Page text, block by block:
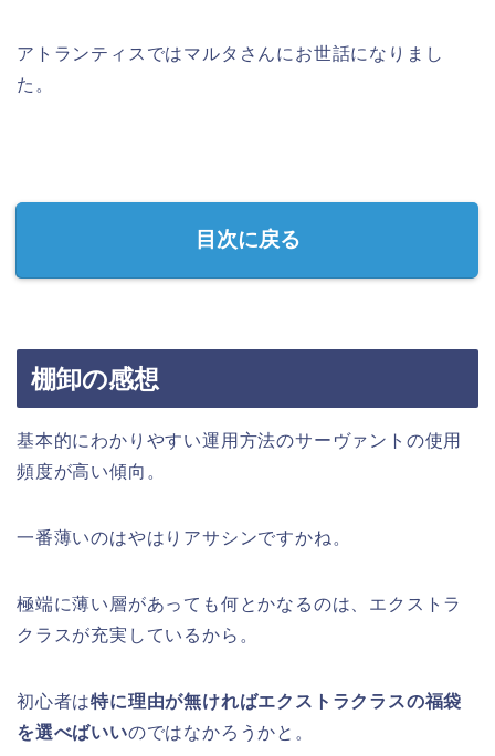
アトランティスではマルタさんにお世話になりまし
た。
目次に戻る
棚卸の感想
基本的にわかりやすい運用方法のサーヴァントの使用
頻度が高い傾向。
一番薄いのはやはりアサシンですかね。
極端に薄い層があっても何とかなるのは、エクストラ
クラスが充実しているから。
初心者は特に理由が無ければエクストラクラスの福袋
を選べばいいのではなかろうかと。